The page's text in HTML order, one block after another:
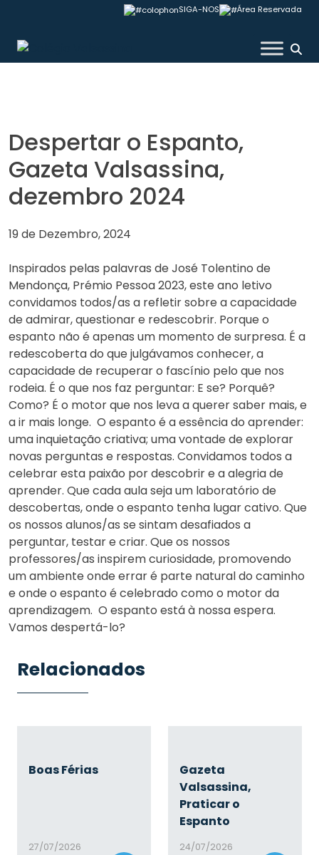
content
SIGA-NOS Área Reservada
Colégio Valsassina
Despertar o Espanto,
Gazeta Valsassina,
dezembro 2024
19 de Dezembro, 2024
Inspirados pelas palavras de José Tolentino de
Mendonça, Prémio Pessoa 2023, este ano letivo
convidamos todos/as a refletir sobre a capacidade
de admirar, questionar e redescobrir. Porque o
espanto não é apenas um momento de surpresa. É a
redescoberta do que julgávamos conhecer, a
capacidade de recuperar o fascínio pelo que nos
rodeia. É o que nos faz perguntar: E se? Porquê?
Como? É o motor que nos leva a querer saber mais, e
a ir mais longe. O espanto é a essência do aprender:
uma inquietação criativa; uma vontade de explorar
novas perguntas e respostas. Convidamos todos a
celebrar esta paixão por descobrir e a alegria de
aprender. Que cada aula seja um laboratório de
descobertas, onde o espanto tenha lugar cativo. Que
os nossos alunos/as se sintam desafiados a
perguntar, testar e criar. Que os nossos
professores/as inspirem curiosidade, promovendo
um ambiente onde errar é parte natural do caminho
e onde o espanto é celebrado como o motor da
aprendizagem. O espanto está à nossa espera.
Vamos despertá-lo?
Relacionados
Boas Férias
27/07/2026
Gazeta
Valsassina,
Praticar o
Espanto
24/07/2026